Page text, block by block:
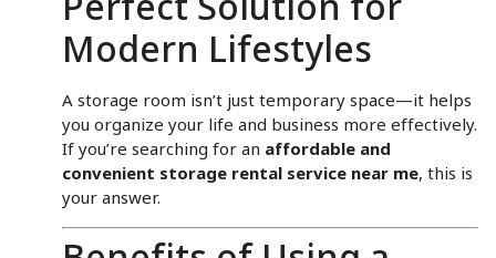
Modern Lifestyles
A storage room isn’t just temporary space—it helps
you organize your life and business more effectively.
If you’re searching for an affordable and
convenient storage rental service near me, this is
your answer.